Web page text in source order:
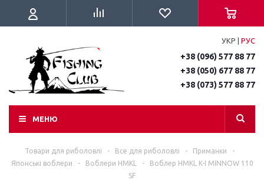
УКР РУС
+38 (096) 577 88 77
+38 (050) 677 88 77
+38 (073) 577 88 77
МЕНЮ
Товари для риболовлі - Все для риболовлі - Приманки
-
Японські воблери
- Воблери HMKL -
Воблер HMKL K-I MINNOW 110
SF